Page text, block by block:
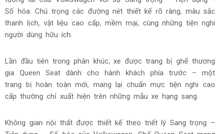
Phiên bản Teramont Pro Max nâng tầm sang trọng và hiệu
năng với bộ mâm 21 inch kiểu “Buzard” đầy ấn tượng, kết
hợp lốp tiêu âm 265/45 R21. Lốp công nghệ Soundcomfort
thất yên tĩnh tuyệt đối. Sự kết hợp này không chỉ tạo nên
ngoại hình hầm hố, đậm chất King Size Premium mà còn tối
ưu trải nghiệm lái êm ái, ổn định và thoải mái trên mọi hành
trình.
Volkswagen Teramont Pro ứng dụng thiết kế mang tính